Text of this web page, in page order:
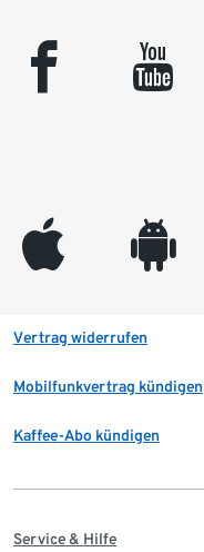
facebook youtube
appleinc android
Vertrag widerrufen
Mobilfunkvertrag kündigen
Kaffee-Abo kündigen
Service & Hilfe